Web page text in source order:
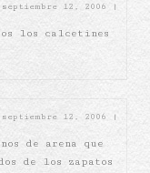
septiembre 12, 2006 |
los calcetines
septiembre 12, 2006 |
de arena que
de los zapatos